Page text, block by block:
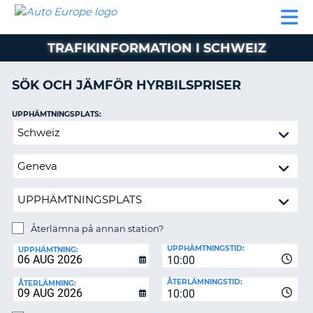
HYRBIL
HYRA
PARTNER
AUTO
EUROPE
HYRBIL
HYRA
HUSBIL
MIN
MEDLEMSINFORMATION
BOKNING
SVERIGE
TRAFIKINFORMATION I SCHWEIZ
SÖK OCH JÄMFÖR HYRBILSPRISER
Återlämna
annan
UPPHÄMTNINGSPLATS:
Återlämna på annan station?
UPPHÄMTNING:
10:00
UPPHÄMTNINGSTID:
ÅTERLÄMNING:
10:00
ÅTERLÄMNINGSTID: